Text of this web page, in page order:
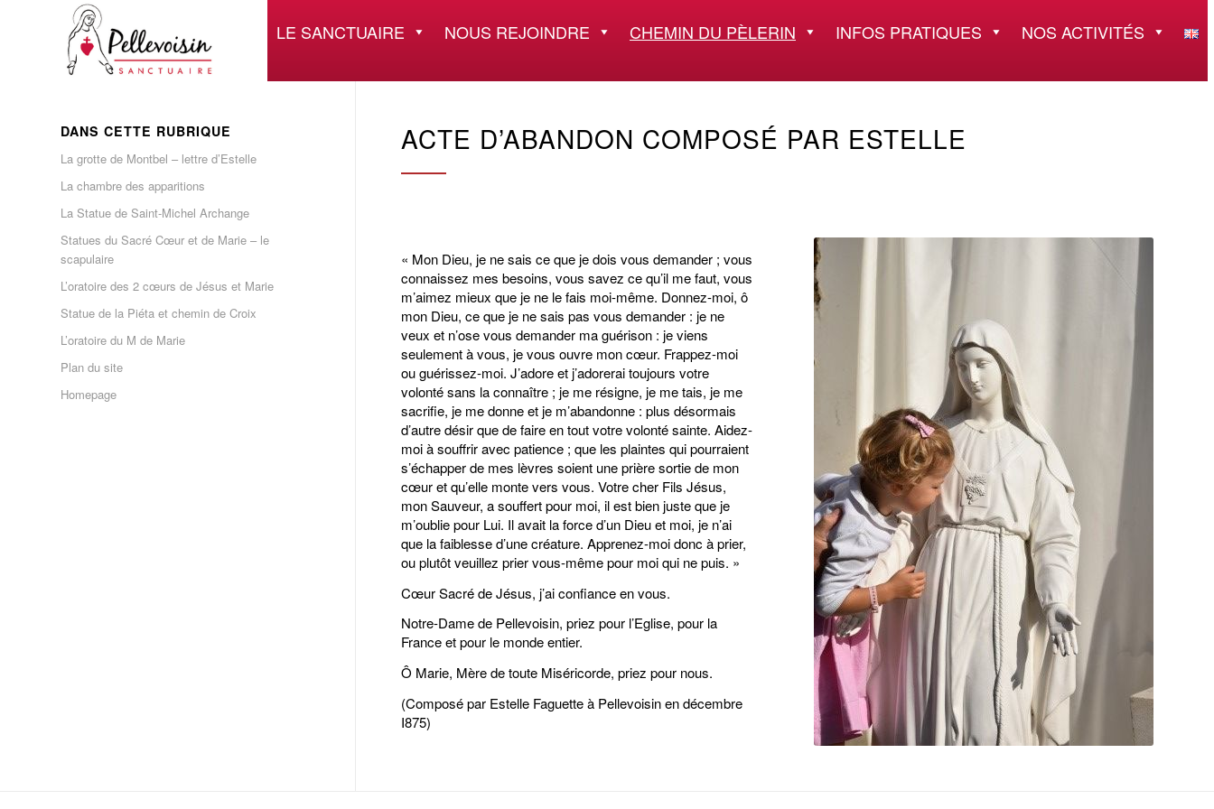
LE SANCTUAIRE NOUS REJOINDRE CHEMIN DU PÈLERIN INFOS PRATIQUES NOS ACTIVITÉS
ACTE D’ABANDON COMPOSÉ PAR ESTELLE
« Mon Dieu, je ne sais ce que je dois vous demander ; vous
connaissez mes besoins, vous savez ce qu’il me faut, vous
m’aimez mieux que je ne le fais moi-même. Donnez-moi, ô
mon Dieu, ce que je ne sais pas vous demander : je ne
veux et n’ose vous demander ma guérison : je viens
seulement à vous, je vous ouvre mon cœur. Frappez-moi
ou guérissez-moi. J’adore et j’adorerai toujours votre
volonté sans la connaître ; je me résigne, je me tais, je me
sacrifie, je me donne et je m’abandonne : plus désormais
d’autre désir que de faire en tout votre volonté sainte. Aidez-
moi à souffrir avec patience ; que les plaintes qui pourraient
s’échapper de mes lèvres soient une prière sortie de mon
cœur et qu’elle monte vers vous. Votre cher Fils Jésus,
mon Sauveur, a souffert pour moi, il est bien juste que je
m’oublie pour Lui. Il avait la force d’un Dieu et moi, je n’ai
que la faiblesse d’une créature. Apprenez-moi donc à prier,
ou plutôt veuillez prier vous-même pour moi qui ne puis. »
Cœur Sacré de Jésus, j’ai confiance en vous.
Notre-Dame de Pellevoisin, priez pour l’Eglise, pour la
France et pour le monde entier.
Ô Marie, Mère de toute Miséricorde, priez pour nous.
(Composé par Estelle Faguette à Pellevoisin en décembre
I875)
DANS CETTE RUBRIQUE
La grotte de Montbel – lettre d’Estelle
La chambre des apparitions
La Statue de Saint-Michel Archange
Statues du Sacré Cœur et de Marie – le
scapulaire
L’oratoire des 2 cœurs de Jésus et Marie
Statue de la Piéta et chemin de Croix
L’oratoire du M de Marie
Plan du site
Homepage